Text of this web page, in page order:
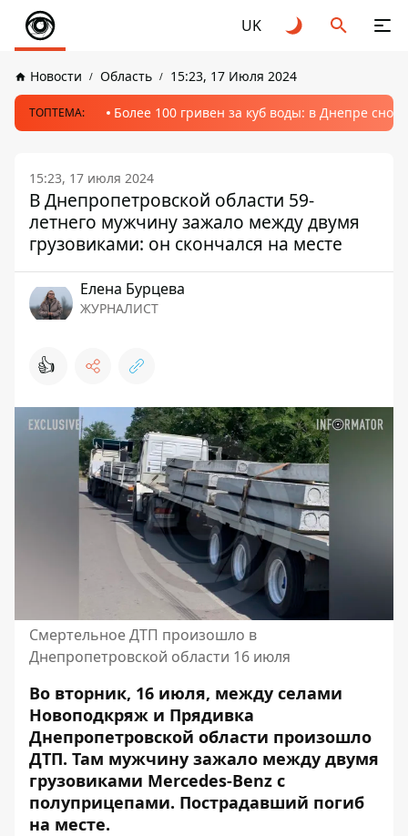
UK
Новости Область 15:23, 17 Июля 2024
ТОПТЕМА: Более 100 гривен за куб воды: в Днепре
15:23, 17 июля 2024
В Днепропетровской области 59-
летнего мужчину зажало между двумя
грузовиками: он скончался на месте
Елена Бурцева
ЖУРНАЛИСТ
👍
Смертельное ДТП произошло в
Днепропетровской области 16 июля
Во вторник, 16 июля, между селами
Новоподкряж и Прядивка
Днепропетровской области произошло
ДТП. Там мужчину зажало между двумя
грузовиками Mercedes-Benz с
полуприцепами. Пострадавший погиб
на месте.